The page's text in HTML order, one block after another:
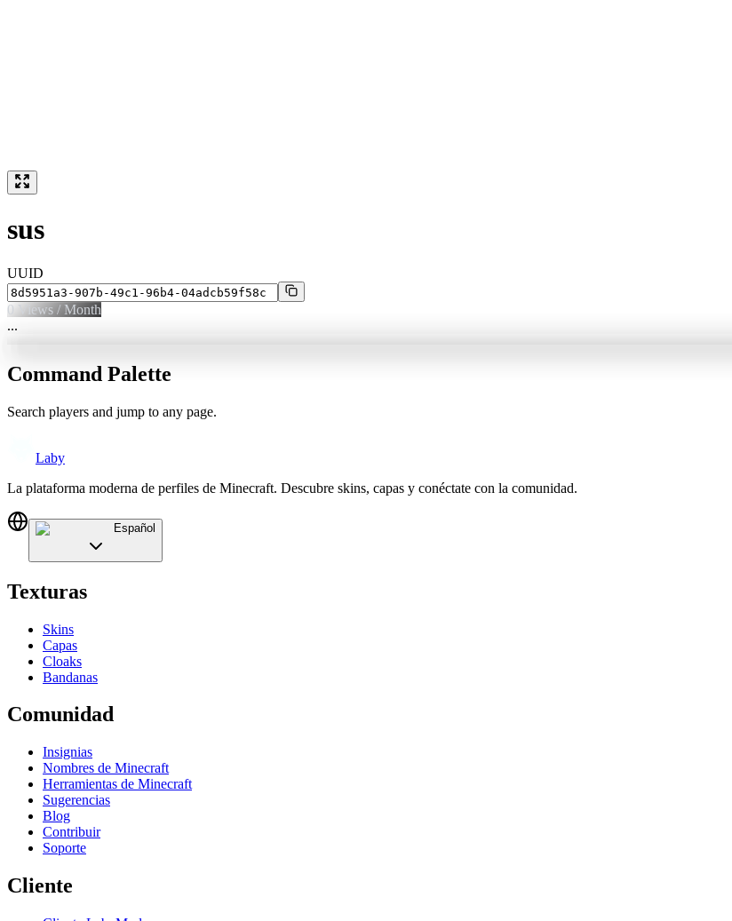
sus
UUID
0 Views / Month
...
Command Palette
Search players and jump to any page.
Laby
La plataforma moderna de perfiles de Minecraft. Descubre skins, capas y conéctate con la comunidad.
Español
Texturas
Skins
Capas
Cloaks
Bandanas
Comunidad
Insignias
Nombres de Minecraft
Herramientas de Minecraft
Sugerencias
Blog
Contribuir
Soporte
Cliente